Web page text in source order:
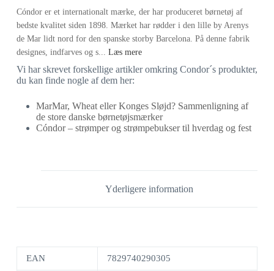
Cóndor er et internationalt mærke, der har produceret børnetøj af
bedste kvalitet siden 1898. Mærket har rødder i den lille by Arenys
de Mar lidt nord for den spanske storby Barcelona. På denne fabrik
designes, indfarves og s... Læs mere
Vi har skrevet forskellige artikler omkring Condor´s produkter,
du kan finde nogle af dem her:
MarMar, Wheat eller Konges Sløjd? Sammenligning af
de store danske børnetøjsmærker
Cóndor – strømper og strømpebukser til hverdag og fest
Yderligere information
EAN 7829740290305